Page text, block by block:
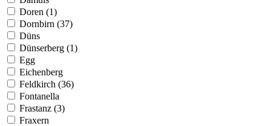
Doren (1)
Dornbirn (37)
Düns
Dünserberg (1)
Egg
Eichenberg
Feldkirch (36)
Fontanella
Frastanz (3)
Fraxern